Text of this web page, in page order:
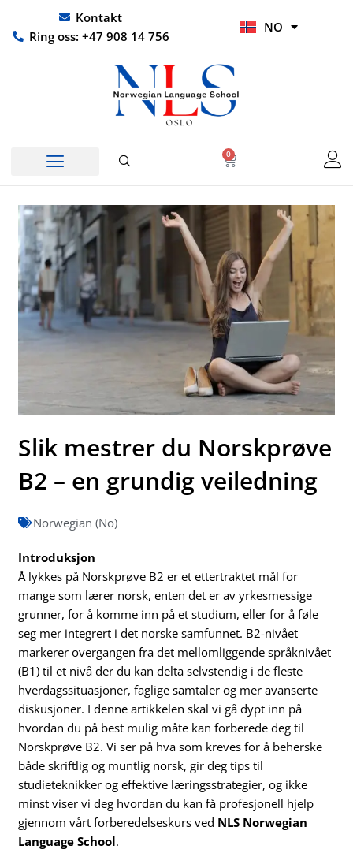
rett
Kontakt
Ring oss: +47 908 14 756
NO
HI
0
Handlekurv
Slik mestrer du Norskprøve
B2 – en grundig veiledning
Norwegian (No)
Introduksjon
Å lykkes på Norskprøve B2 er et ettertraktet mål for
mange som lærer norsk, enten det er av yrkesmessige
grunner, for å komme inn på et studium, eller for å føle
seg mer integrert i det norske samfunnet. B2-nivået
markerer overgangen fra det mellomliggende språknivået
(B1) til et nivå der du kan delta selvstendig i de fleste
hverdagssituasjoner, faglige samtaler og mer avanserte
diskusjoner. I denne artikkelen skal vi gå dypt inn på
hvordan du på best mulig måte kan forberede deg til
Norskprøve B2. Vi ser på hva som kreves for å beherske
både skriftlig og muntlig norsk, gir deg tips til
studieteknikker og effektive læringsstrategier, og ikke
minst viser vi deg hvordan du kan få profesjonell hjelp
gjennom vårt forberedelseskurs ved NLS Norwegian
Language School.